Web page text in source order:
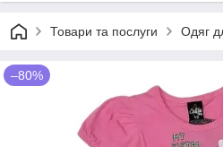
Товари та послуги Одяг
–80%